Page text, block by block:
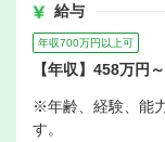
給与
年収700万円以上可
【年収】458万円
※年齢、経験、能
す。